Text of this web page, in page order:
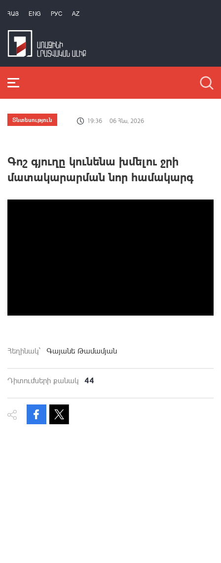
ՀԱՅ ENG РУС AZ
Տնտեսություն 19:36 06 Հնս, 2026
Գոշ գյուղը կունենա խմելու ջրի
մատակարարման նոր համակարգ
Հեղինակ` Գայանե Թամամյան
Դիտումների քանակ 44